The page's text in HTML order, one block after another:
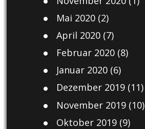
Mai 2020(2)
April 2020(7)
Februar 2020(8)
Januar 2020(6)
Dezember 2019(11)
November 2019(10)
Oktober 2019(9)